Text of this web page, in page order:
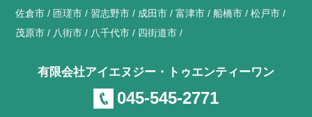
佐倉市
匝瑳市 習志野市 成田市 富津市 船橋市
松戸市
茂原市
八街市 八千代市 四街道市
有限会社アイエヌジー・トゥエンティーワン
045-545-2771